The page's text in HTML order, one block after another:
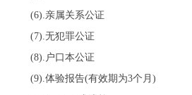
(6).亲属关系公证
(7).无犯罪公证
(8).户口本公证
(9).体验报告(有效期为3个月)